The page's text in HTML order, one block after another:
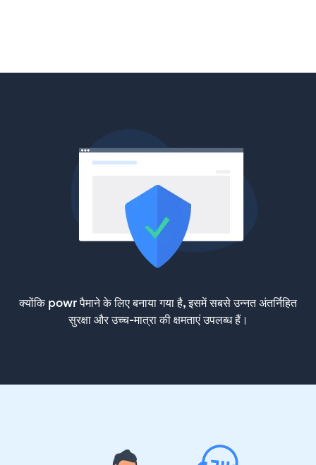
क्योंकि powr पैमाने के लिए बनाया गया है, इसमें सबसे उन्नत अंतर्निहित
सुरक्षा और उच्च-मात्रा की क्षमताएं उपलब्ध हैं।